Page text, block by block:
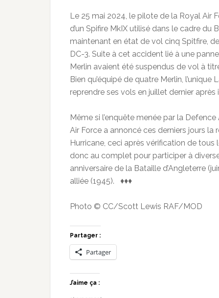
Le 25 mai 2024, le pilote de la Royal Air
d’un Spifire MkIX utilisé dans le cadre
maintenant en état de vol cinq Spitfire,
DC-3. Suite à cet accident lié à une
Merlin avaient été suspendus de vol à
Bien qu’équipé de quatre Merlin,
reprendre ses vols en juillet dernier
Même si l’enquête menée par la
Air Force a annoncé ces derniers jours
Hurricane, ceci après vérification de tous
donc au complet pour participer à
anniversaire de la Bataille d’Angleterre
alliée (1945). ♦♦♦
Photo © CC/Scott Lewis RAF/MOD
Partager :
Partager
J’aime ça :